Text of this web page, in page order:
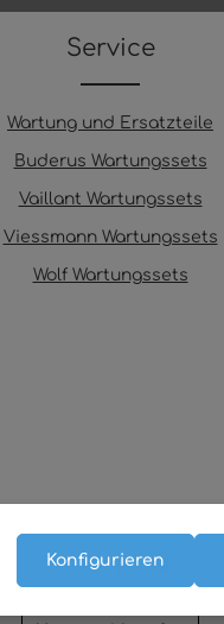
Service
Wartung und Ersatzteile
Buderus Wartungssets
Vaillant Wartungssets
Viessmann Wartungssets
Wolf Wartungssets
Konfigurieren